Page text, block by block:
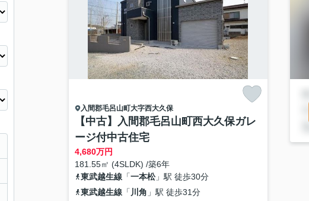
入間郡毛呂山町大字西大久保
【中古】入間郡毛呂山町西大久保ガレ
ージ付中古住宅
4,680万円
181.55㎡ (4SLDK) /築6年
東武越生線「一本松」駅 徒歩30分
東武越生線「 川角 」駅 徒歩31分